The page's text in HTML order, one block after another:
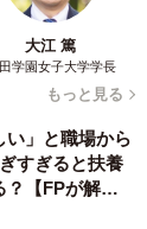
大江 篤
学園女子大学学長
もっと見る
い」と職場から
すぎると扶養
？【FPが解